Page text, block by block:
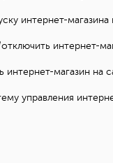
интернет-магазина
интернет-
интернет-магазин на
управления